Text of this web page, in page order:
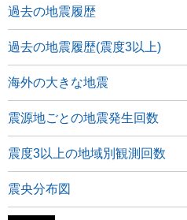
過去の地震履歴
過去の地震履歴(震度3以上)
海外の大きな地震
震源地ごとの地震発生回数
震度3以上の地域別観測回数
震央分布図